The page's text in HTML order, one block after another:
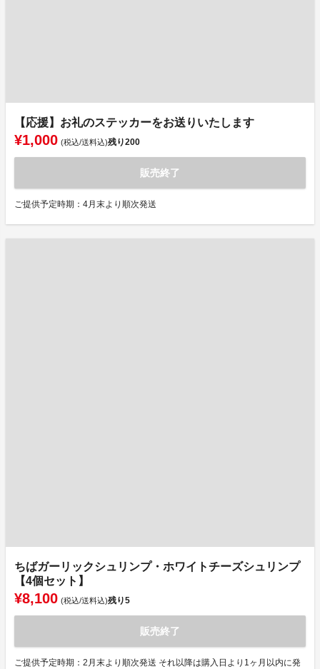
【応援】お礼のステッカーをお送りいたします
¥1,000 (税込/送料込)残り200
販売終了
ご提供予定時期：4月末より順次発送
ちばガーリックシュリンプ・ホワイトチーズシュリンプ
【4個セット】
¥8,100 (税込/送料込)残り5
販売終了
ご提供予定時期：2月末より順次発送 それ以降は購入日より1ヶ月以内に発